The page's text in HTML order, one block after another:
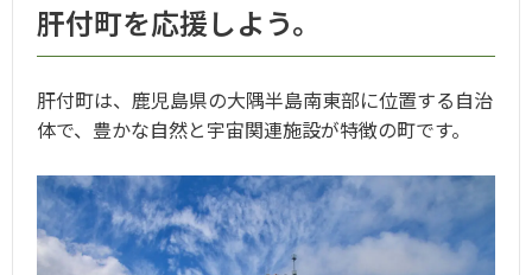
肝付町を応援しよう。
肝付町は、鹿児島県の大隅半島南東部に位置する自治
体で、豊かな自然と宇宙関連施設が特徴の町です。